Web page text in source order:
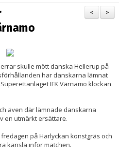
>
<
skulle mött danska Hellerup på
har danskarna lämnat
IFK Värnamo klockan
även där lämnade danskarna
en utmärkt ersättare.
på Harlyckan konstgräs och
känsla inför matchen.